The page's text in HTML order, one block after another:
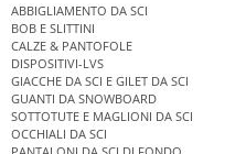
ABBIGLIAMENTO DA SCI
BOB E SLITTINI
CALZE & PANTOFOLE
DISPOSITIVI-LVS
GIACCHE DA SCI E GILET DA SCI
GUANTI DA SNOWBOARD
SOTTOTUTE E MAGLIONI DA SCI
OCCHIALI DA SCI